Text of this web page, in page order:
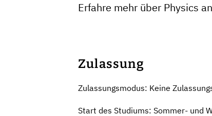
Erfahre mehr über Physics
Zulassung
Zulassungsmodus: Keine
Start des Studiums: Sommer- und